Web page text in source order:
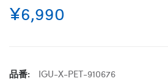
¥6,990
品番:
IGU-X-PET-910676